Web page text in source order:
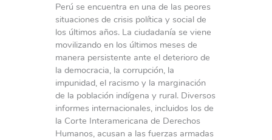
Perú se encuentra en una de las peores
situaciones de crisis política y social de
los últimos años. La ciudadanía se viene
movilizando en los últimos meses de
manera persistente ante el deterioro de
la democracia, la corrupción, la
impunidad, el racismo y la marginación
de la población indígena y rural. Diversos
informes internacionales, incluidos los de
la Corte Interamericana de Derechos
Humanos, acusan a las fuerzas armadas